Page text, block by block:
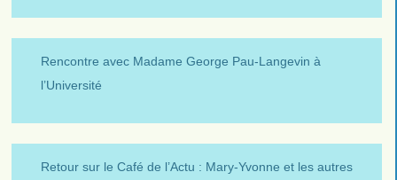
Rencontre avec Madame George Pau-Langevin à
l’Université
Retour sur le Café de l’Actu : Mary-Yvonne et les autres